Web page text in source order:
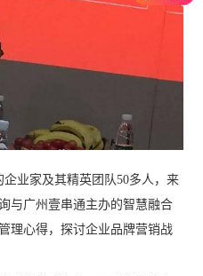
业家及其精英团队50多人，来
与广州壹串通主办的智慧融合
理心得，探讨企业品牌营销战